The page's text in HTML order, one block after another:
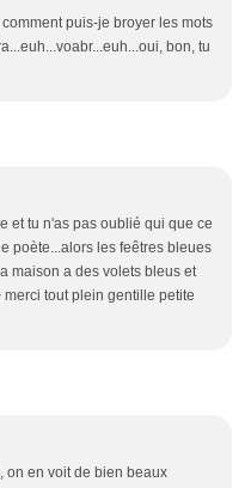
puis-je broyer les mots
bon, tu
et tu n'as pas oublié qui que ce
poète...alors les feêtres bleues
maison a des volets bleus et
tout plein gentille petite
on en voit de bien beaux